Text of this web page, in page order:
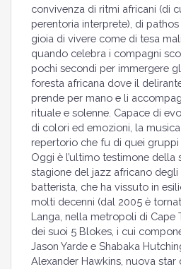
convivenza di ritmi africani (di
perentoria interprete), di
gioia di vivere come di tesa
quando celebra i compagni
pochi secondi per immergere
foresta africana dove il
prende per mano e li
rituale e solenne. Capace di
di colori ed emozioni, la
repertorio che fu di quei gruppi
Oggi è l’ultimo testimone della
stagione del jazz africano degli
batterista, che ha vissuto in
molti decenni (dal 2005 è
Langa, nella metropoli di Cape
dei suoi 5 Blokes, i cui
Jason Yarde e Shabaka
Alexander Hawkins, nuova star